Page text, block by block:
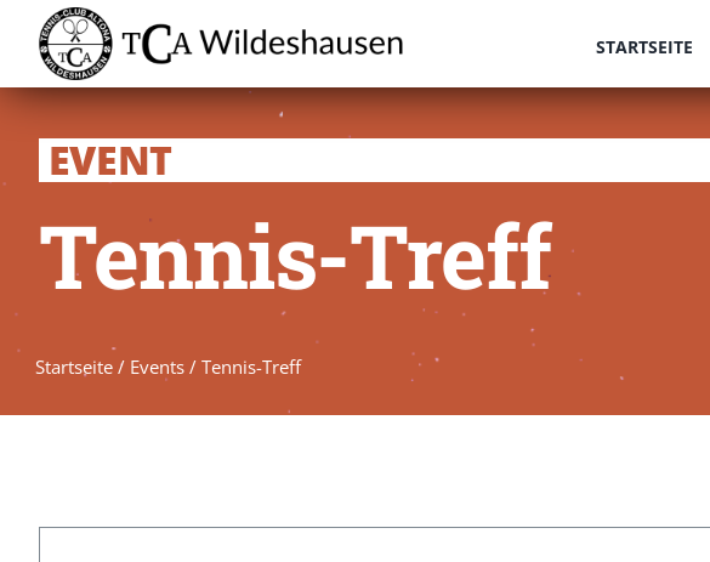
Inhalt
springen
STARTSEITE
EVENT
Tennis-Treff
Startseite / Events / Tennis-Treff